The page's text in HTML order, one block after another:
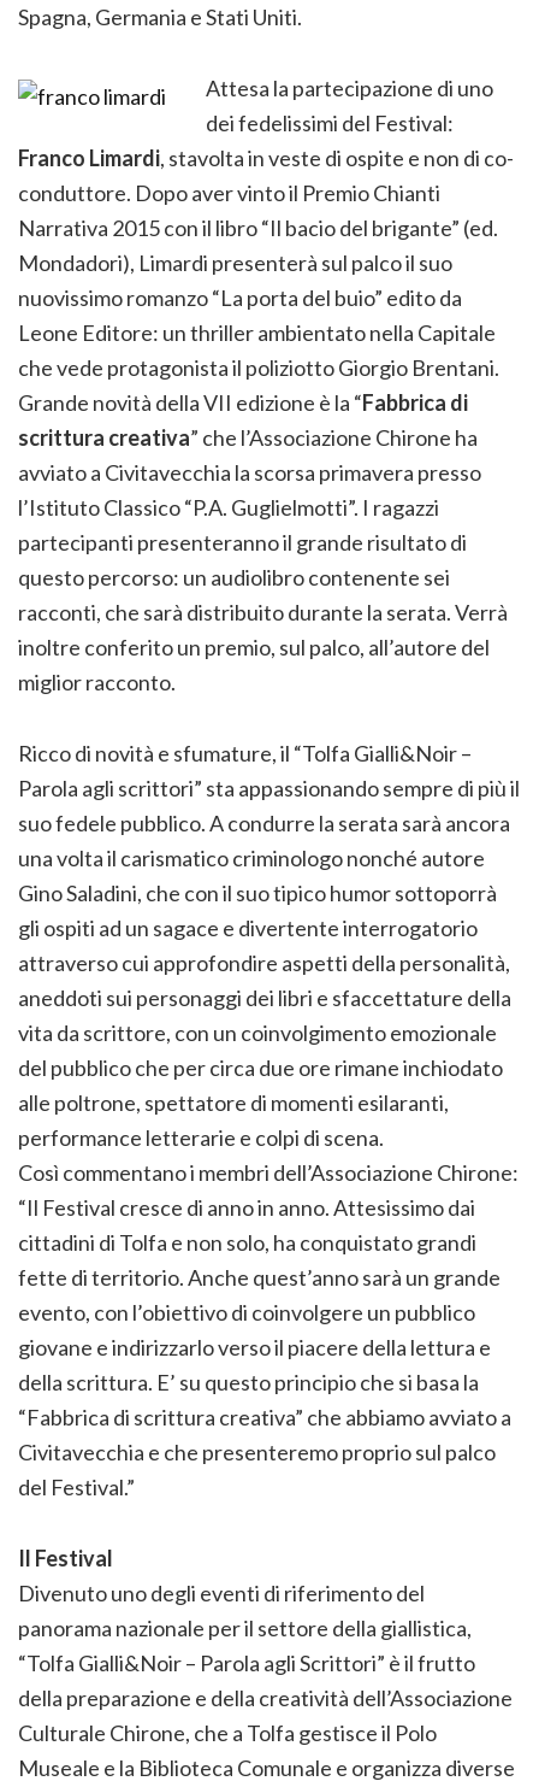
Spagna, Germania e Stati Uniti.
Attesa la partecipazione di uno
dei fedelissimi del Festival:
Franco Limardi, stavolta in veste di ospite e non di co-
conduttore. Dopo aver vinto il Premio Chianti
Narrativa 2015 con il libro “Il bacio del brigante” (ed.
Mondadori), Limardi presenterà sul palco il suo
nuovissimo romanzo “La porta del buio” edito da
Leone Editore: un thriller ambientato nella Capitale
che vede protagonista il poliziotto Giorgio Brentani.
Grande novità della VII edizione è la “Fabbrica di
scrittura creativa” che l’Associazione Chirone ha
avviato a Civitavecchia la scorsa primavera presso
l’Istituto Classico “P.A. Guglielmotti”. I ragazzi
partecipanti presenteranno il grande risultato di
questo percorso: un audiolibro contenente sei
racconti, che sarà distribuito durante la serata. Verrà
inoltre conferito un premio, sul palco, all’autore del
miglior racconto.
Ricco di novità e sfumature, il “Tolfa Gialli&Noir –
Parola agli scrittori” sta appassionando sempre di più il
suo fedele pubblico. A condurre la serata sarà ancora
una volta il carismatico criminologo nonché autore
Gino Saladini, che con il suo tipico humor sottoporrà
gli ospiti ad un sagace e divertente interrogatorio
attraverso cui approfondire aspetti della personalità,
aneddoti sui personaggi dei libri e sfaccettature della
vita da scrittore, con un coinvolgimento emozionale
del pubblico che per circa due ore rimane inchiodato
alle poltrone, spettatore di momenti esilaranti,
performance letterarie e colpi di scena.
Così commentano i membri dell’Associazione Chirone:
“Il Festival cresce di anno in anno. Attesissimo dai
cittadini di Tolfa e non solo, ha conquistato grandi
fette di territorio. Anche quest’anno sarà un grande
evento, con l’obiettivo di coinvolgere un pubblico
giovane e indirizzarlo verso il piacere della lettura e
della scrittura. E’ su questo principio che si basa la
“Fabbrica di scrittura creativa” che abbiamo avviato a
Civitavecchia e che presenteremo proprio sul palco
del Festival.”
Il Festival
Divenuto uno degli eventi di riferimento del
panorama nazionale per il settore della giallistica,
“Tolfa Gialli&Noir – Parola agli Scrittori” è il frutto
della preparazione e della creatività dell’Associazione
Culturale Chirone, che a Tolfa gestisce il Polo
Museale e la Biblioteca Comunale e organizza diverse